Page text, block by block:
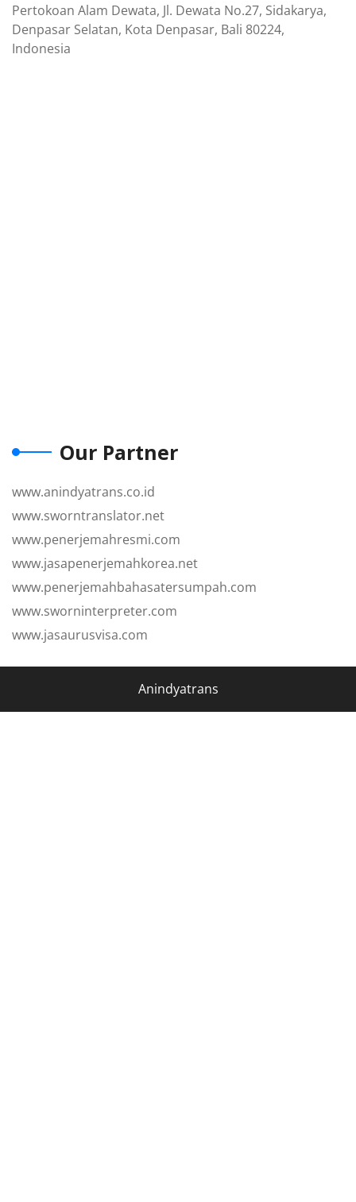
Pertokoan Alam Dewata, Jl. Dewata No.27, Sidakarya,
Denpasar Selatan, Kota Denpasar, Bali 80224,
Indonesia
Our Partner
www.anindyatrans.co.id
www.sworntranslator.net
www.penerjemahresmi.com
www.jasapenerjemahkorea.net
www.penerjemahbahasatersumpah.com
www.sworninterpreter.com
www.jasaurusvisa.com
Anindyatrans